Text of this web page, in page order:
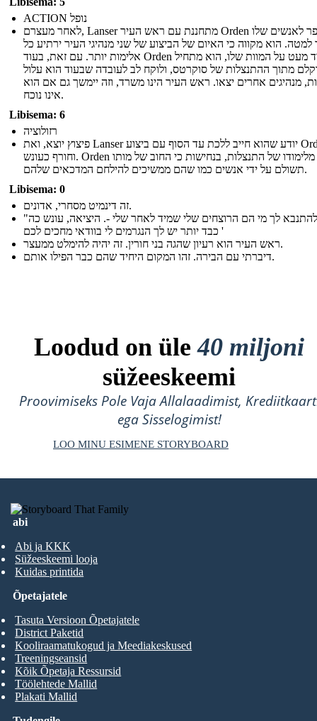
ACTION נופל
לאחר מעצרם, Lanser מתחננת עם ראש העיר Orden לספר לאנשים שלו
למטה. הוא מקווה כי האיום של הביצוע של שני מנהיגי העיר ירתיע כל
אלימות יותר. עם זאת, בעוד Orden חרד מעט על המוות שלו, הוא מתחיל
מתוך ההתנצלות של סוקרטס, ולוקח לב לעובדה שבעוד הוא עלול
מנהיגים אחרים יצאו. ראש העיר הינו משרד, וזה יימשך גם אם הוא
אינו נוכח.
Libisema: 6
רזולוציה
פיצוץ יוצא, ואת Lanser יודע שהוא חייב ללכת עד הסוף עם ביצוע Orden
וחורף כעונש. Orden מסיים מלימודו של התנצלות, בנחישות כי החוב של מותו
תשולם על ידי אנשים כמו שהם ממשיכים להילחם המדכאים שלהם.
Libisema: 0
זה דינמיט מסחרי, אדונים.
"אני להתנבא לך מי הם הרוצחים שלי שמיד לאחר שלי -. היציאה, עונש כה
כבד יותר יש לך הנגרמים לי בוודאי מחכים לכם '
ראש העיר הוא רעיון שהגה בני חורין. זה יהיה להימלט ממעצר.
דיברתי עם הבירה. זהו המקום היחיד שהם כבר הפילו אותם.
Loodud on üle40 miljoni
süžeeskeemi
Proovimiseks Pole Vaja Allalaadimist,
ega Sisselogimist!
LOO MINU ESIMENE STORYBOARD
abi
Abi ja KKK
Süžeeskeemi looja
Kuidas printida
Õpetajatele
Tasuta Versioon Õpetajatele
District Paketid
Kooliraamatukogud ja Meediakeskused
Treeningseansid
Kõik Õpetaja Ressursid
Töölehtede Mallid
Plakati Mallid